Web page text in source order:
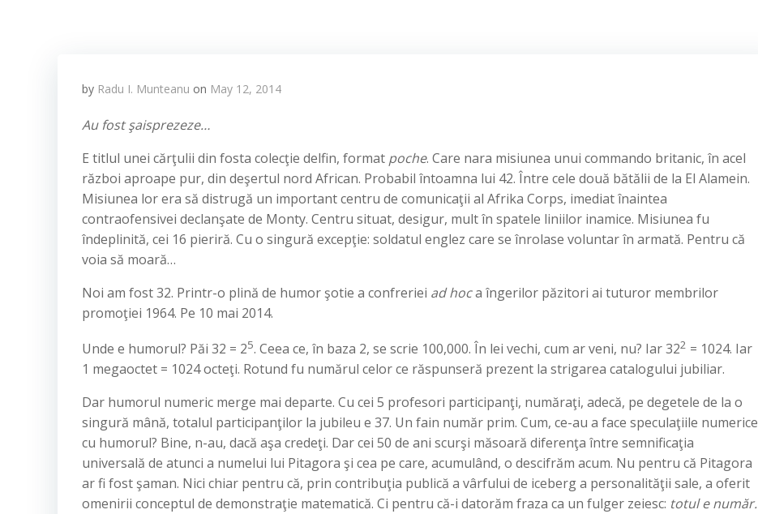
by Radu I. Munteanu on May 12, 2014
Au fost şaisprezeze…
E titlul unei cărţulii din fosta colecţie delfin, format poche. Care nara misiunea unui commando britanic, în acel
război aproape pur, din deşertul nord African. Probabil întoamna lui 42. Între cele două bătălii de la El Alamein.
Misiunea lor era să distrugă un important centru de comunicaţii al Afrika Corps, imediat înaintea
contraofensivei declanşate de Monty. Centru situat, desigur, mult în spatele liniilor inamice. Misiunea fu
îndeplinită, cei 16 pieriră. Cu o singură excepţie: soldatul englez care se înrolase voluntar în armată. Pentru că
voia să moară…
Noi am fost 32. Printr-o plină de humor şotie a confreriei ad hoca îngerilor păzitori ai tuturor membrilor
promoţiei 1964. Pe 10 mai 2014.
Unde e humorul? Păi 32 = 25. Ceea ce, în baza 2, se scrie 100,000. În lei vechi, cum ar veni, nu? Iar 322 = 1024. Iar
1 megaoctet = 1024 octeţi. Rotund fu numărul celor ce răspunseră prezent la strigarea catalogului jubiliar.
Dar humorul numeric merge mai departe. Cu cei 5 profesori participanţi, număraţi, adecă, pe degetele de la o
singură mână, totalul participanţilor la jubileu e 37. Un fain număr prim. Cum, ce-au a face speculaţiile numerice
cu humorul? Bine, n-au, dacă aşa credeţi. Dar cei 50 de ani scurşi măsoară diferenţa între semnificaţia
universală de atunci a numelui lui Pitagora şi cea pe care, acumulând, o descifrăm acum. Nu pentru că Pitagora
ar fi fost şaman. Nici chiar pentru că, prin contribuţia publică a vârfului de iceberg a personalităţii sale, a oferit
omenirii conceptul de demonstraţie matematică. Ci pentru că-i datorăm fraza ca un fulger zeiesc: totul e număr.